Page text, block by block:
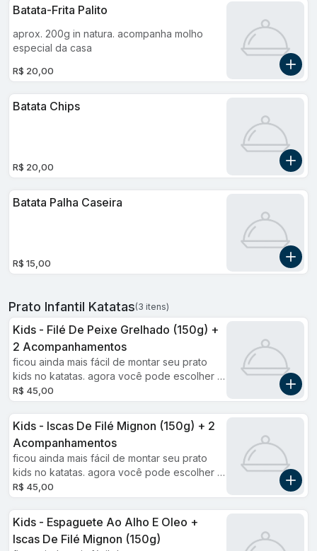
Batata-Frita Palito
aprox. 200g in natura. acompanha molho
especial da casa
R$ 20,00
Batata Chips
R$ 20,00
Batata Palha Caseira
R$ 15,00
Prato Infantil Katatas(3 itens)
Kids - Filé De Peixe Grelhado (150g) +
2 Acompanhamentos
ficou ainda mais fácil de montar seu prato
kids no katatas. agora você pode escolher 2
opções para acompanhar sua opção
principal. obs: produto exclusivo para
R$ 45,00
Kids - Iscas De Filé Mignon (150g) + 2
Acompanhamentos
ficou ainda mais fácil de montar seu prato
kids no katatas. agora você pode escolher 2
opções para acompanhar sua opção
principal. obs: produto exclusivo para
R$ 45,00
Kids - Espaguete Ao Alho E Oleo +
Iscas De Filé Mignon (150g)